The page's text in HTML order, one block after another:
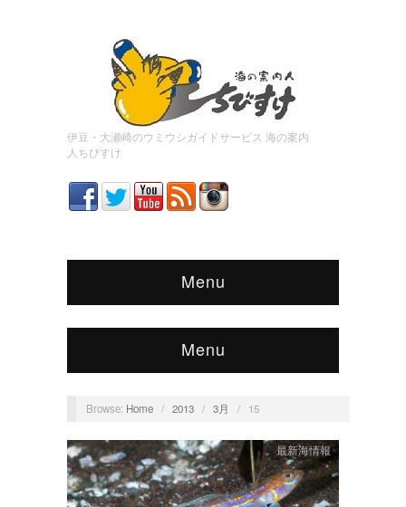
伊豆・大瀬崎のウミウシガイドサービス 海の案内
人ちびすけ
Menu
Menu
Browse: Home / 2013 / 3月 / 15
最新海情報